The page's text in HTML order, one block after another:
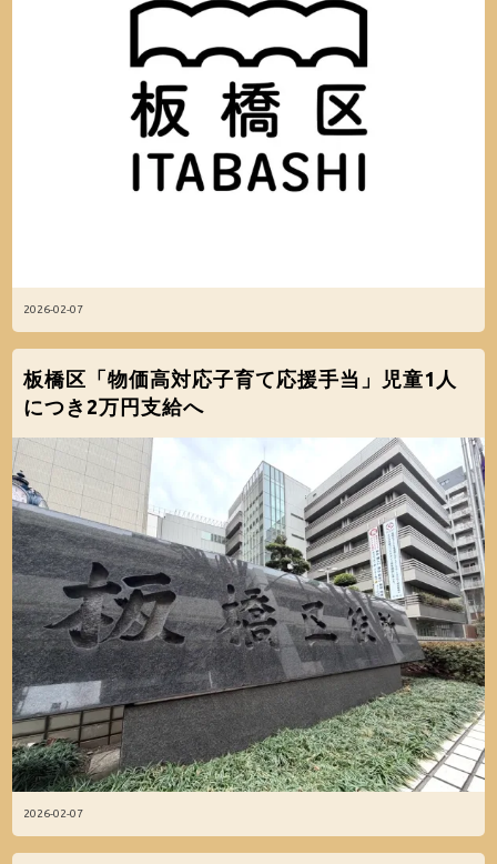
2026-02-07
2026-02-07
板橋区「物価高対応子育て応援手当」児童1人
につき2万円支給へ